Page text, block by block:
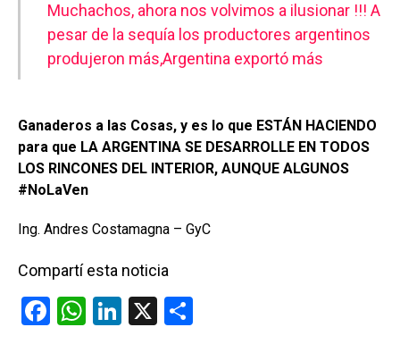
Muchachos, ahora nos volvimos a ilusionar !!! A
pesar de la sequía los productores argentinos
produjeron más,Argentina exportó más
Ganaderos a las Cosas, y es lo que ESTÁN HACIENDO
para que LA ARGENTINA SE DESARROLLE EN TODOS
LOS RINCONES DEL INTERIOR, AUNQUE ALGUNOS
#NoLaVen
Ing. Andres Costamagna – GyC
Compartí esta noticia
F
W Li
X